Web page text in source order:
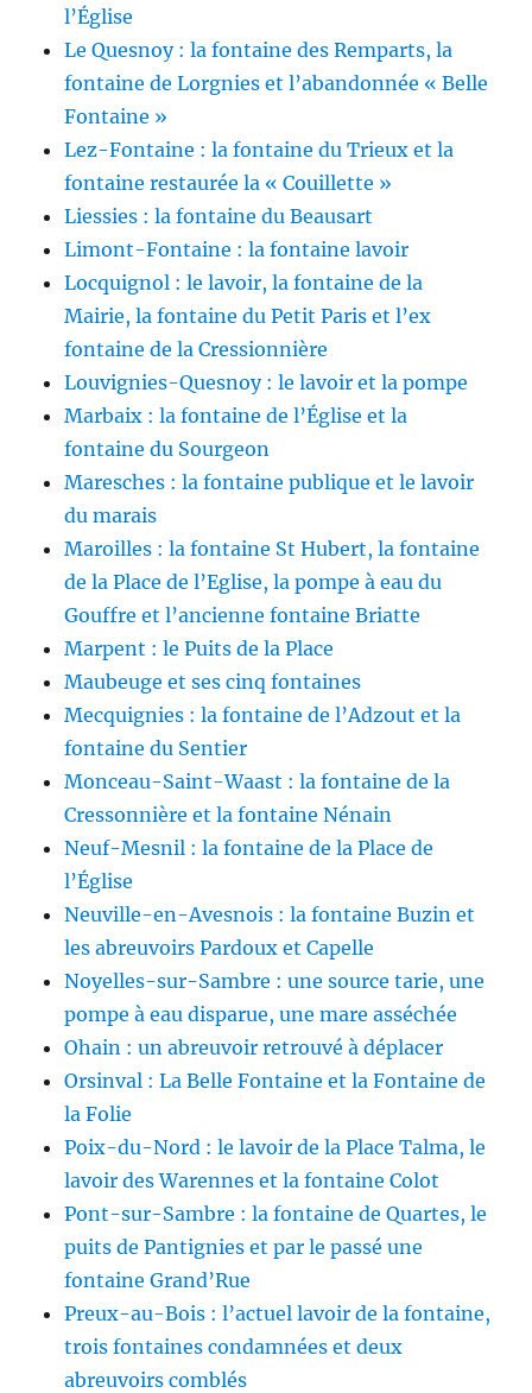
l’Église
Le Quesnoy : la fontaine des Remparts, la
fontaine de Lorgnies et l’abandonnée « Belle
Fontaine »
Lez-Fontaine : la fontaine du Trieux et la
fontaine restaurée la « Couillette »
Liessies : la fontaine du Beausart
Limont-Fontaine : la fontaine lavoir
Locquignol : le lavoir, la fontaine de la
Mairie, la fontaine du Petit Paris et l’ex
fontaine de la Cressionnière
Louvignies-Quesnoy : le lavoir et la pompe
Marbaix : la fontaine de l’Église et la
fontaine du Sourgeon
Maresches : la fontaine publique et le lavoir
du marais
Maroilles : la fontaine St Hubert, la fontaine
de la Place de l’Eglise, la pompe à eau du
Gouffre et l’ancienne fontaine Briatte
Marpent : le Puits de la Place
Maubeuge et ses cinq fontaines
Mecquignies : la fontaine de l’Adzout et la
fontaine du Sentier
Monceau-Saint-Waast : la fontaine de la
Cressonnière et la fontaine Nénain
Neuf-Mesnil : la fontaine de la Place de
l’Église
Neuville-en-Avesnois : la fontaine Buzin et
les abreuvoirs Pardoux et Capelle
Noyelles-sur-Sambre : une source tarie, une
pompe à eau disparue, une mare asséchée
Ohain : un abreuvoir retrouvé à déplacer
Orsinval : La Belle Fontaine et la Fontaine de
la Folie
Poix-du-Nord : le lavoir de la Place Talma, le
lavoir des Warennes et la fontaine Colot
Pont-sur-Sambre : la fontaine de Quartes, le
puits de Pantignies et par le passé une
fontaine Grand’Rue
Preux-au-Bois : l’actuel lavoir de la fontaine,
trois fontaines condamnées et deux
abreuvoirs comblés